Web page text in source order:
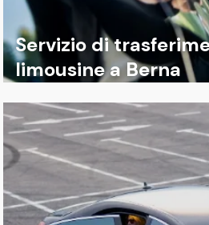
Servizio di
limousine a Berna